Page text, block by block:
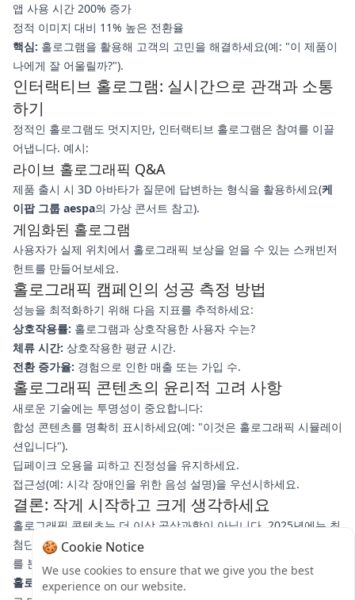
앱 사용 시간 200% 증가
정적 이미지 대비 11% 높은 전환율
핵심: 홀로그램을 활용해 고객의 고민을 해결하세요(예: "이 제품이
나에게 잘 어울릴까?").
인터랙티브 홀로그램: 실시간으로 관객과 소통
하기
정적인 홀로그램도 멋지지만, 인터랙티브 홀로그램은 참여를 이끌
어냅니다. 예시:
라이브 홀로그래픽 Q&A
제품 출시 시 3D 아바타가 질문에 답변하는 형식을 활용하세요(케
이팝 그룹 aespa의 가상 콘서트 참고).
게임화된 홀로그램
사용자가 실제 위치에서 홀로그래픽 보상을 얻을 수 있는 스캐빈저
헌트를 만들어보세요.
홀로그래픽 캠페인의 성공 측정 방법
성능을 최적화하기 위해 다음 지표를 추적하세요:
상호작용률: 홀로그램과 상호작용한 사용자 수는?
체류 시간: 상호작용한 평균 시간.
전환 증가율: 경험으로 인한 매출 또는 가입 수.
홀로그래픽 콘텐츠의 윤리적 고려 사항
새로운 기술에는 투명성이 중요합니다:
합성 콘텐츠를 명확히 표시하세요(예: "이것은 홀로그래픽 시뮬레이
션입니다").
딥페이크 오용을 피하고 진정성을 유지하세요.
접근성(예: 시각 장애인을 위한 음성 설명)을 우선시하세요.
결론: 작게 시작하고 크게 생각하세요
홀로그래픽 콘텐츠는 더 이상 공상과학이 아닙니다. 2025년에는 최
첨단 참여를 위한 필수 요소입니다. 간단한 AR 필터로 시작해 성과
를 분석하고 점차 확장하세요. 두드러지고 싶으신가요?
이번 주에
홀로그래픽 게시물 하나를 실험해보고
결과를 #홀로그램마케팅으
🍪 Cookie Notice
We use cookies to ensure that we give you the best
experience on our website.